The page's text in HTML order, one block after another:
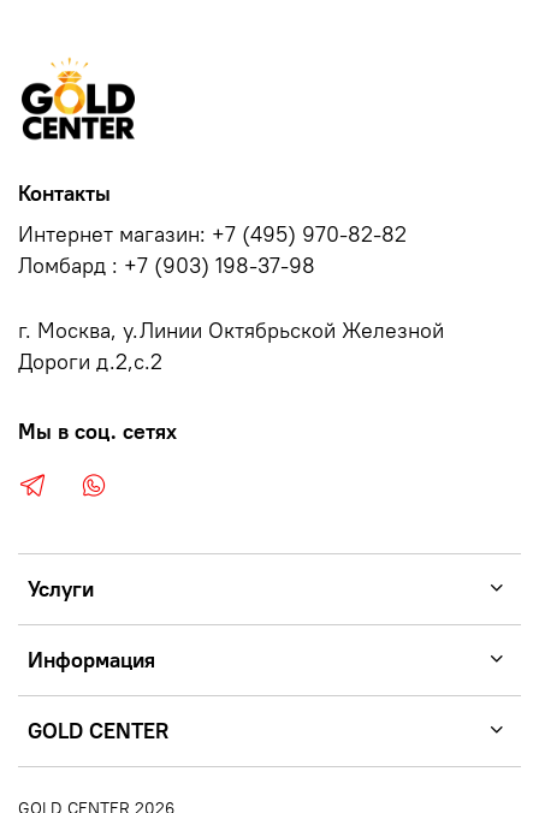
Услуги
Информация
GOLD CENTER
Контакты
Интернет магазин: +7 (495) 970-82-82
Ломбард : +7 (903) 198-37-98
г. Москва, у.Линии Октябрьской Железной
Дороги д.2,с.2
Мы в соц. сетях
GOLD CENTER 2026